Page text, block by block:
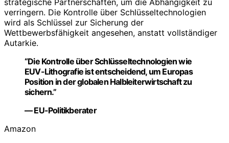
verringern. Die Kontrolle über Schlüsseltechnologien
wird als Schlüssel zur Sicherung der
Wettbewerbsfähigkeit angesehen, anstatt vollständiger
Autarkie.
“Die Kontrolle über Schlüsseltechnologien wie
EUV-Lithografie ist entscheidend, um Europas
Position in der globalen Halbleiterwirtschaft zu
sichern.”
— EU-Politikberater
Amazon